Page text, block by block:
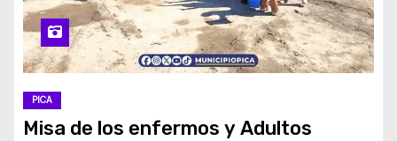
PICA
Misa de los enfermos y Adultos